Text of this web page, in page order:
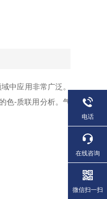
中应用非常广泛。
色-质联用分析。气
电话
在线咨询
微信扫一扫